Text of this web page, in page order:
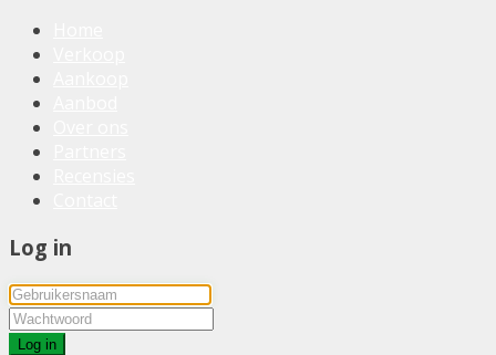
Log in
Log in